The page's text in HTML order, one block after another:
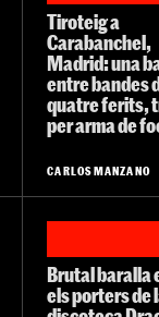
Tiroteig a
Carabanchel,
Madrid: una
entre bandes
quatre ferits,
per arma de
CARLOS MANZANO
Brutal baralla
els porters de